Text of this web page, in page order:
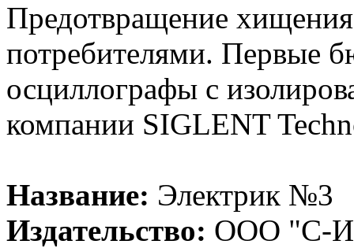
Предотвращение
потребителями. Первые
осциллографы с
компании SIGLENT
Название: Электрик №3
Издательство: ООО "С-